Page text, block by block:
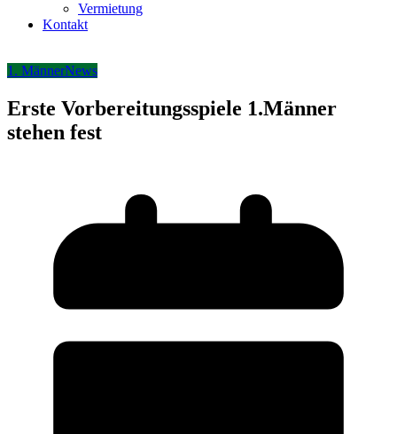
Vermietung
Kontakt
1. MännerNews
Erste Vorbereitungsspiele 1.Männer
stehen fest